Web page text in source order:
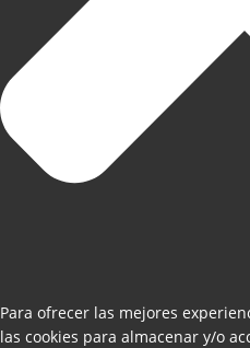
Para ofrecer las mejores
las cookies para almacenar y/o